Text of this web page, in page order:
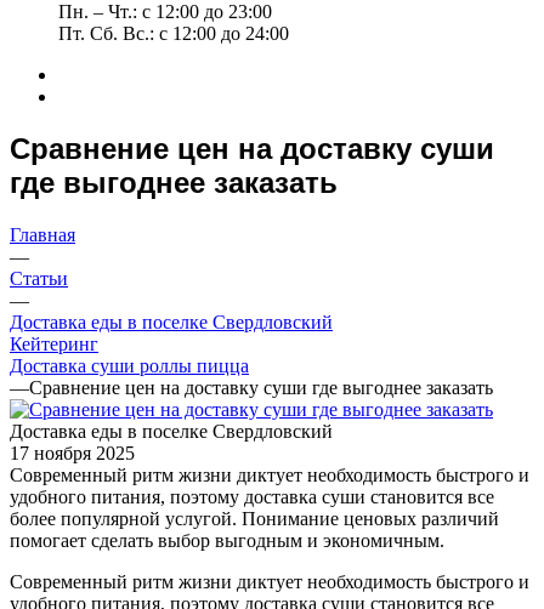
Пн. – Чт.: с 12:00 до 23:00
Пт. Сб. Вс.: с 12:00 до 24:00
Сравнение цен на доставку суши
где выгоднее заказать
Главная
—
Статьи
—
Доставка еды в поселке Свердловский
Кейтеринг
Доставка суши роллы пицца
—Сравнение цен на доставку суши где выгоднее заказать
Доставка еды в поселке Свердловский
17 ноября 2025
Современный ритм жизни диктует необходимость быстрого и
удобного питания, поэтому доставка суши становится все
более популярной услугой. Понимание ценовых различий
помогает сделать выбор выгодным и экономичным.
Современный ритм жизни диктует необходимость быстрого и
удобного питания, поэтому доставка суши становится все